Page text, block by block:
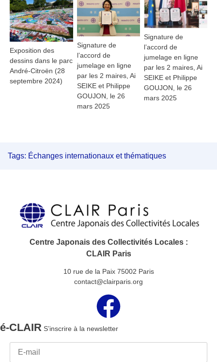
Exposition des
dessins dans le parc
André-Citroën (28
septembre 2024)
Signature de
l’accord de
jumelage en ligne
par les 2 maires, Ai
SEIKE et Philippe
GOUJON, le 26
mars 2025
Signature de
l’accord de
jumelage en ligne
par les 2 maires, Ai
SEIKE et Philippe
GOUJON, le 26
mars 2025
Tags: Échanges internationaux et thématiques
Centre Japonais des Collectivités Locales :
CLAIR Paris
10 rue de la Paix 75002 Paris
contact@clairparis.org
é-CLAIR S’inscrire à la newsletter